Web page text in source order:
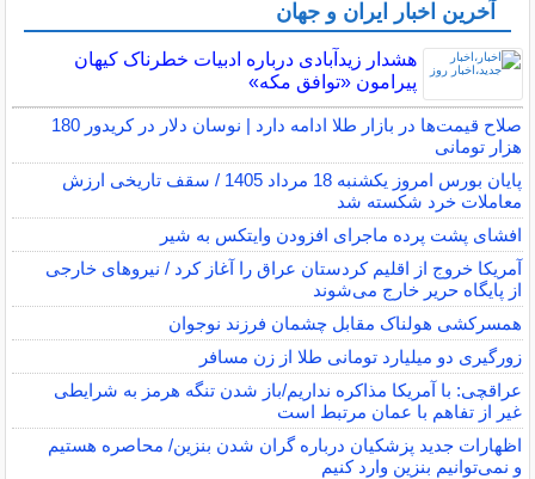
آخرین اخبار ایران و جهان
هشدار زیدآبادی درباره ادبیات خطرناک کیهان
پیرامون «توافق مکه»
صلاح قیمت‌ها در بازار طلا ادامه دارد | نوسان دلار در کریدور 180
هزار تومانی
پایان بورس امروز یکشنبه 18 مرداد 1405 / سقف تاریخی ارزش
معاملات خرد شکسته شد
افشای پشت پرده ماجرای افزودن وایتکس به شیر
آمریکا خروج از اقلیم کردستان عراق را آغاز کرد / نیروهای خارجی
از پایگاه حریر خارج می‌شوند
همسرکشی هولناک مقابل چشمان فرزند نوجوان
زورگیری دو میلیارد تومانی طلا از زن مسافر
عراقچی: با آمریکا مذاکره نداریم/باز شدن تنگه هرمز به شرایطی
غیر از تفاهم با عمان مرتبط است
اظهارات جدید پزشکیان درباره گران شدن بنزین/ محاصره هستیم
و نمی‌توانیم بنزین وارد کنیم